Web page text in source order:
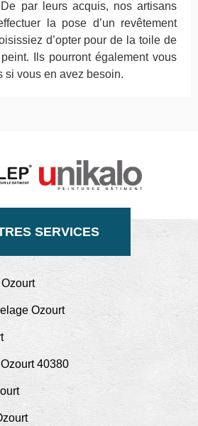
par leurs acquis, nos artisans
la pose d’un revêtement
d’opter pour de la toile de
Ils pourront également vous
si vous en avez besoin.
SERVICES
Ozourt
40380